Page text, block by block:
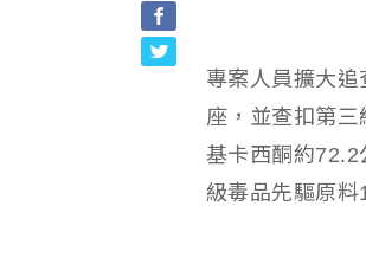
專案人員擴大
座，並查扣第
基卡西酮約72.2
級毒品先驅原料